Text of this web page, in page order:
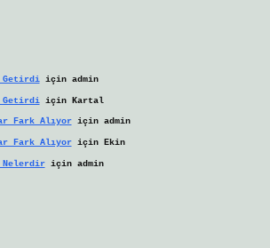
Getirdiiçin admin
Getirdiiçin Kartal
Fark Alıyoriçin admin
Fark Alıyoriçin Ekin
için admin